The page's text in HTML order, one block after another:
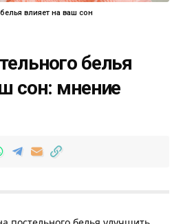
влияет на ваш сон
белья
сон: мнение